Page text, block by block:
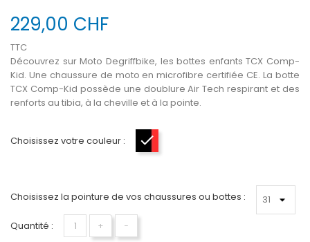
229,00 CHF
TTC
Découvrez sur Moto Degriffbike, les bottes enfants TCX Comp-
Kid. Une chaussure de moto en microfibre certifiée CE. La botte
TCX Comp-Kid possède une doublure Air Tech respirant et des
renforts au tibia, à la cheville et à la pointe.
Choisissez votre couleur :
Choisissez la pointure de vos chaussures ou bottes :
Quantité : + −